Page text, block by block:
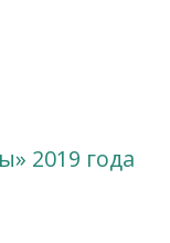
2019 года